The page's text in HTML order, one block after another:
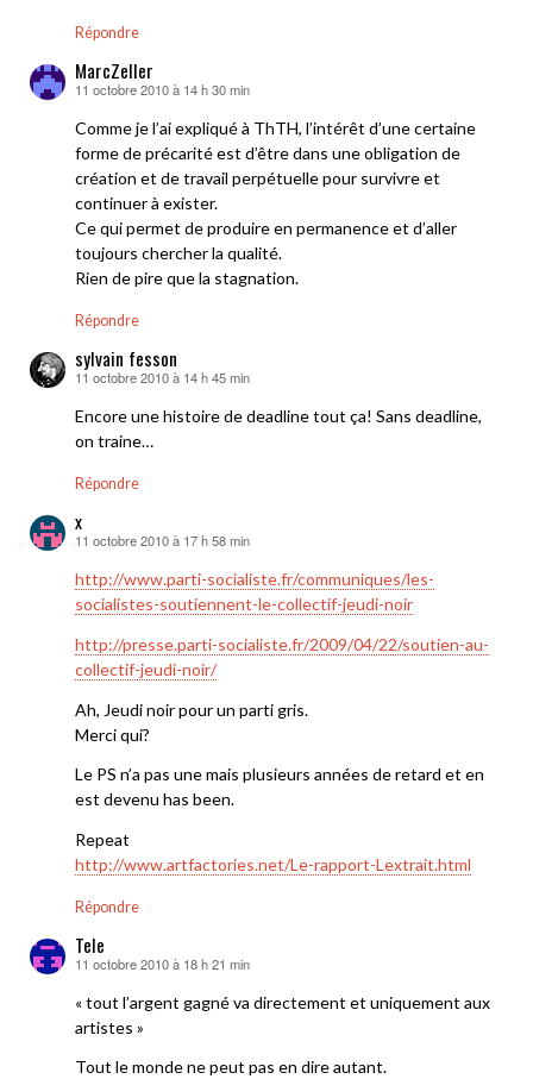
Répondre
MarcZeller
dit :
11 octobre 2010 à 14 h 30 min
Comme je l’ai expliqué à ThTH, l’intérêt d’une certaine
forme de précarité est d’être dans une obligation de
création et de travail perpétuelle pour survivre et
continuer à exister.
Ce qui permet de produire en permanence et d’aller
toujours chercher la qualité.
Rien de pire que la stagnation.
Répondre
sylvain fesson
dit :
11 octobre 2010 à 14 h 45 min
Encore une histoire de deadline tout ça! Sans deadline,
on traine…
Répondre
x
dit :
11 octobre 2010 à 17 h 58 min
http://www.parti-socialiste.fr/communiques/les-
socialistes-soutiennent-le-collectif-jeudi-noir
http://presse.parti-socialiste.fr/2009/04/22/soutien-au-
collectif-jeudi-noir/
Ah, Jeudi noir pour un parti gris.
Merci qui?
Le PS n’a pas une mais plusieurs années de retard et en
est devenu has been.
Repeat
http://www.artfactories.net/Le-rapport-Lextrait.html
Répondre
Tele
dit :
11 octobre 2010 à 18 h 21 min
« tout l’argent gagné va directement et uniquement aux
artistes »
Tout le monde ne peut pas en dire autant.